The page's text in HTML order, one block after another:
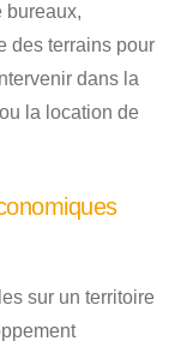
bureaux,
des terrains pour
dans la
la location de
sur un territoire